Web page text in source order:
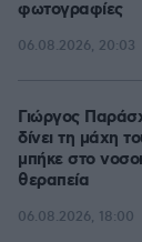
φωτογραφίες
06.08.2026, 20:03
Γιώργος
δίνει τη μάχη
μπήκε στο
θεραπεία
06.08.2026, 18:00